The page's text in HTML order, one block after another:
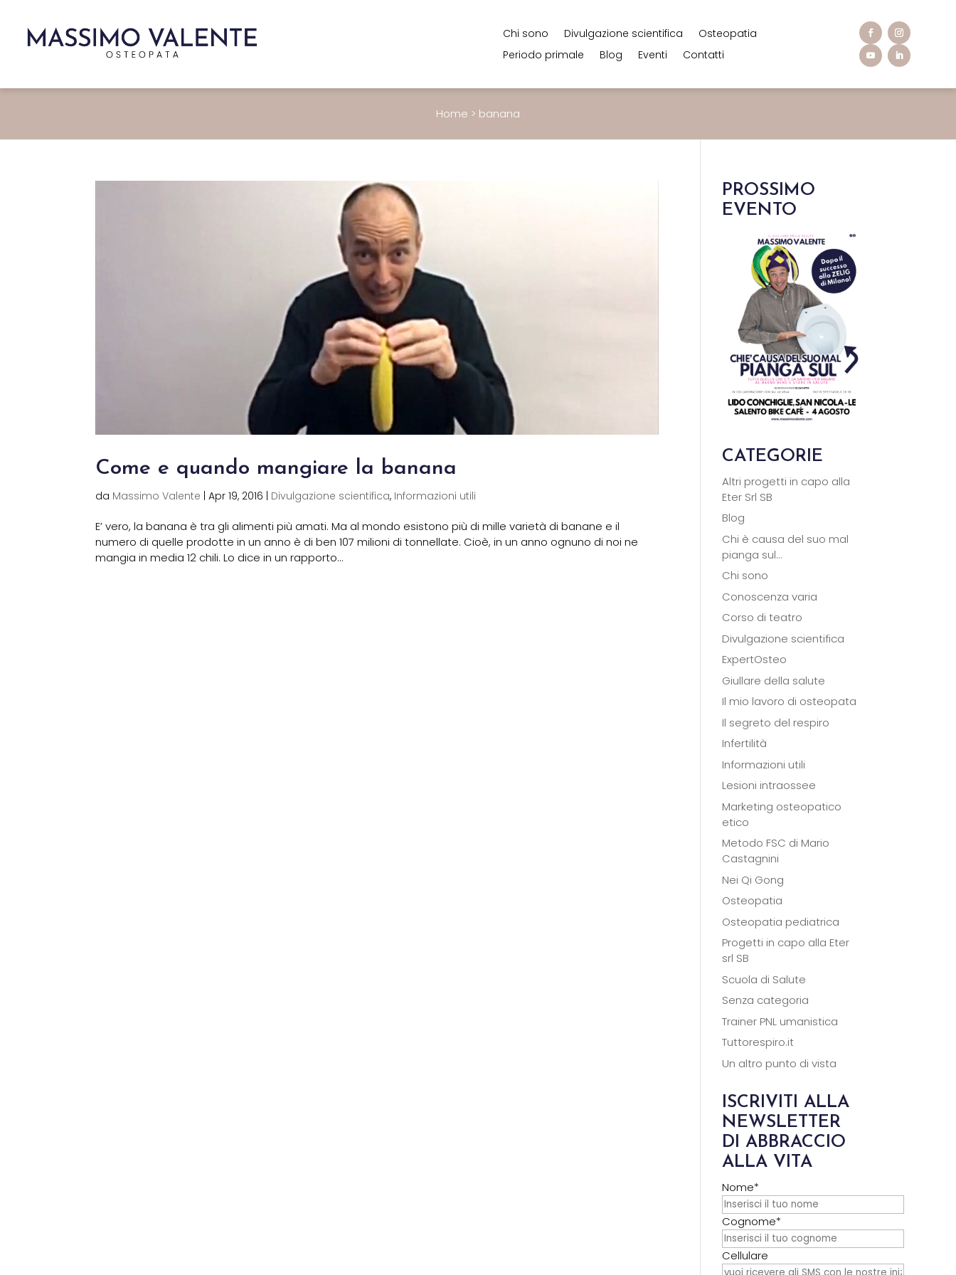
Chi sono Divulgazione scientifica
Osteopatia
Periodo primale
Blog Eventi Contatti
Home > banana
Come e quando mangiare la banana
da Massimo Valente |Apr 19, 2016 Divulgazione scientifica, Informazioni utili
E’ vero, la banana è tra gli alimenti più amati. Ma al mondo esistono più di mille varietà di banane e il
numero di quelle prodotte in un anno è di ben 107 milioni di tonnellate. Cioè, in un anno ognuno di noi ne
mangia in media 12 chili. Lo dice in un rapporto...
PROSSIMO
EVENTO
CATEGORIE
Altri progetti in capo alla
Eter Srl SB
Blog
Chi è causa del suo mal
pianga sul…
Chi sono
Conoscenza varia
Corso di teatro
Divulgazione scientifica
ExpertOsteo
Giullare della salute
Il mio lavoro di osteopata
Il segreto del respiro
Infertilità
Informazioni utili
Lesioni intraossee
Marketing osteopatico
etico
Metodo FSC di Mario
Castagnini
Nei Qi Gong
Osteopatia
Osteopatia pediatrica
Progetti in capo alla Eter
srl SB
Scuola di Salute
Senza categoria
Trainer PNL umanistica
Tuttorespiro.it
Un altro punto di vista
ISCRIVITI ALLA
NEWSLETTER
DI ABBRACCIO
ALLA VITA
Nome*
Cognome*
Cellulare